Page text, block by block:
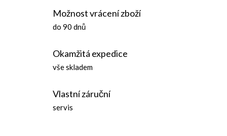
Možnost vrácení zboží
do 90 dnů
Okamžitá expedice
vše skladem
Vlastní záruční
servis